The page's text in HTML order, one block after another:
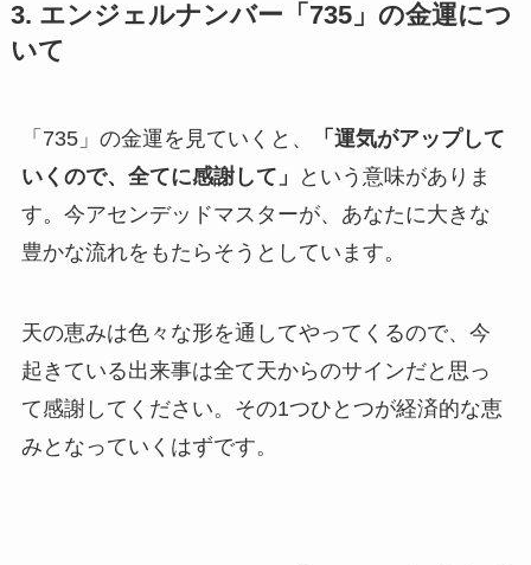
3. エンジェルナンバー「735」の金運につ
いて
「735」の金運を見ていくと、
「運気がアップして
いくので、全てに感謝して」
という意味がありま
す。今アセンデッドマスターが、あなたに大きな
豊かな流れをもたらそうとしています。
天の恵みは色々な形を通してやってくるので、今
起きている出来事は全て天からのサインだと思っ
て感謝してください。その1つひとつが経済的な恵
みとなっていくはずです。